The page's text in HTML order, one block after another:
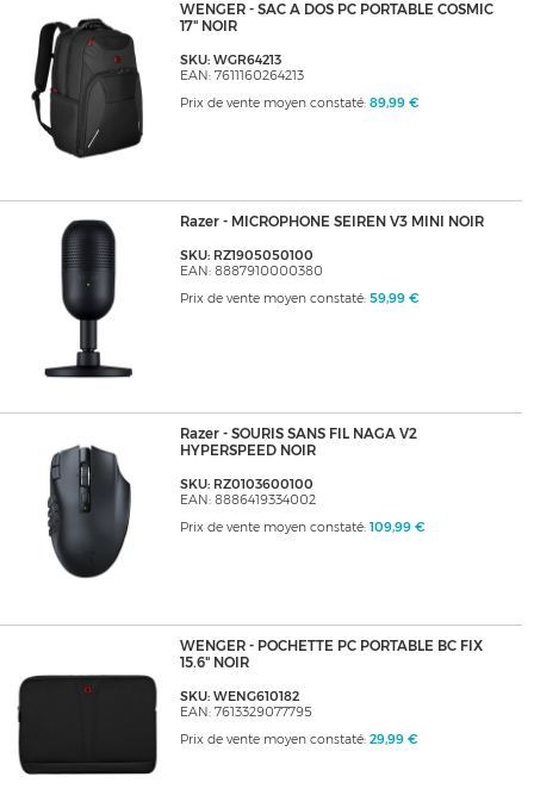
WENGER - SAC A DOS PC PORTABLE COSMIC
17" NOIR
SKU: WGR64213
EAN: 7611160264213
Prix de vente moyen constaté: 89,99 €
Razer - MICROPHONE SEIREN V3 MINI NOIR
SKU: RZ1905050100
EAN: 8887910000380
Prix de vente moyen constaté: 59,99 €
Razer - SOURIS SANS FIL NAGA V2
HYPERSPEED NOIR
SKU: RZ0103600100
EAN: 8886419334002
Prix de vente moyen constaté: 109,99 €
WENGER - POCHETTE PC PORTABLE BC FIX
15.6" NOIR
SKU: WENG610182
EAN: 7613329077795
Prix de vente moyen constaté: 29,99 €